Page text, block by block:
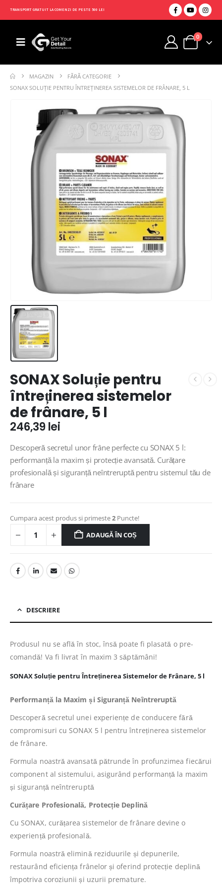
TRANSPORT GRATUIT LA COMENZI DE PESTE 500 LEI
0
MAGAZIN
FĂRĂ CATEGORIE
SONAX SOLUȚIE PENTRU ÎNTREȚINEREA SISTEMELOR DE FRÂNARE, 5 L
SONAX Soluție pentru
întreținerea sistemelor
de frânare, 5 l
246,39lei
Descoperă secretul unor frâne perfecte cu SONAX 5 l:
performanță la maxim și protecție avansată. Curățare
profesională și siguranță neîntreruptă pentru sistemul tău de
frânare
Cumpara acest produs si primeste2 Puncte!
ADAUGĂ ÎN COȘ
DESCRIERE
Produsul nu se află în stoc, însă poate fi plasată o pre-
comandă! Va fi livrat în maxim 3 săptămâni!
SONAX Soluție pentru Întreținerea Sistemelor de Frânare, 5 l
Performanță la Maxim și Siguranță Neîntreruptă
Descoperă secretul unei experiențe de conducere fără
compromisuri cu SONAX 5 l pentru întreținerea sistemelor
de frânare.
Formula noastră avansată pătrunde în profunzimea fiecărui
component al sistemului, asigurând performanță la maxim
și siguranță neîntreruptă
Curățare Profesională, Protecție Deplină
Cu SONAX, curățarea sistemelor de frânare devine o
experiență profesională.
Formula noastră elimină reziduurile și depunerile,
restaurând eficiența frânelor și oferind protecție deplină
împotriva coroziunii și uzurii premature.